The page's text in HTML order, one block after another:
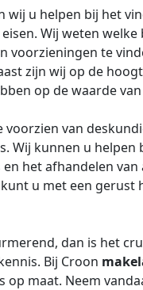
u helpen bij het
Wij weten
voorzieningen te
zijn wij op de
op de waarde
van
Wij kunnen u helpen
het afhandelen van
u met een
dan is het
Bij Croon
op maat. Neem